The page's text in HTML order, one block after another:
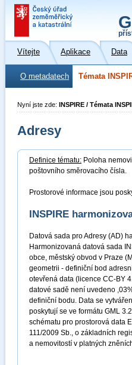
Vítejte Aplikace Data
O metadatech Témata
Nyní jste zde: INSPIRE / Témata
Adresy
Definice tématu: Poloha
poštovního směrovacího čísla.
Prostorové informace jsou
INSPIRE
Datová sada pro Adresy (AD)
Harmonizovaná datová sada
obce, městský obvod v Praze
geometrii - definiční bod
otevřená data (licence CC-BY
datové sadě není uvedeno
definiční bodu. Data se
poskytují se ve formátu GML
schématu pro prostorová data
111/2009 Sb., o základních
a nemovitostí v platných